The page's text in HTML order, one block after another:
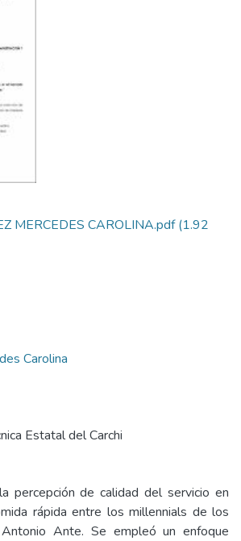
MERCEDES CAROLINA.pdf(1.92
Carolina
Estatal del Carchi
percepción de calidad del servicio en
rápida entre los millennials de los
Ante. Se empleó un enfoque